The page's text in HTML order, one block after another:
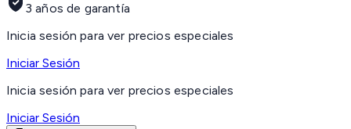
3 años de garantía
Inicia sesión para ver precios especiales
Iniciar Sesión
Inicia sesión para ver precios especiales
Iniciar Sesión